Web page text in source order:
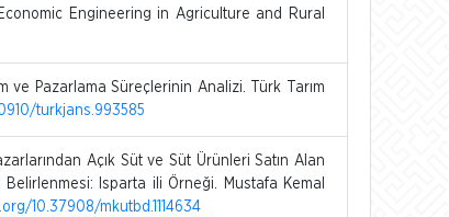
Engineering in Agriculture and Rural
ve Pazarlama Süreçlerinin Analizi. Türk Tarım
turkjans.993585
Açık Süt ve Süt Ürünleri Satın Alan
Isparta ili Örneği. Mustafa Kemal
10.37908/mkutbd.1114634